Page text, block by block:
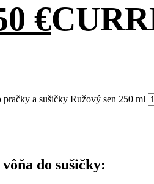
€
a sušičky Ružový sen 250 ml
do sušičky: